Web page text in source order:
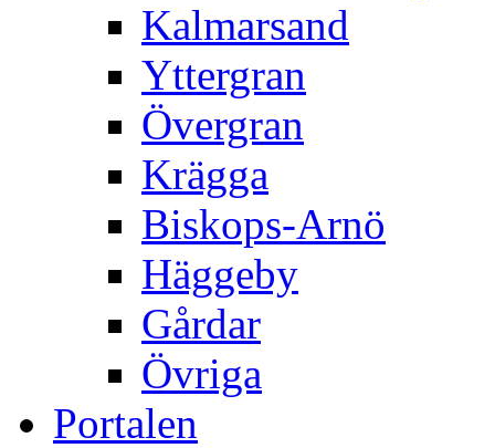
Kalmarsand
Yttergran
Övergran
Krägga
Biskops-Arnö
Häggeby
Gårdar
Övriga
Portalen